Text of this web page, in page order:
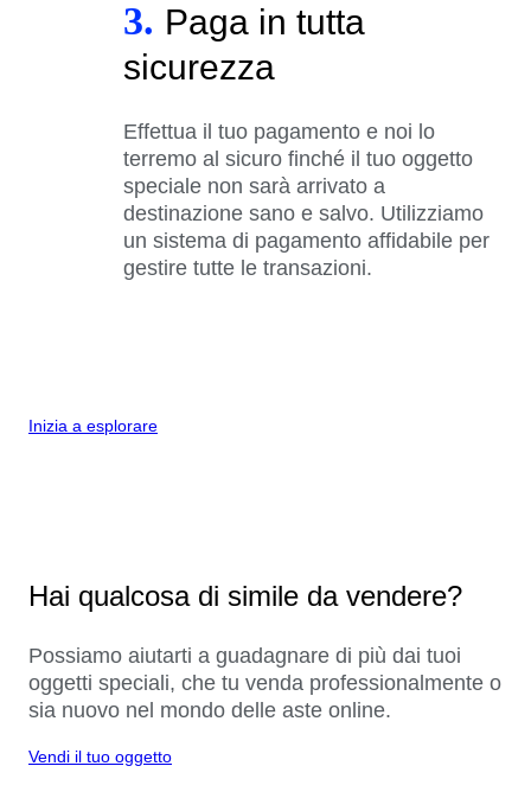
3. Paga in tutta
sicurezza
Effettua il tuo pagamento e noi lo
terremo al sicuro finché il tuo oggetto
speciale non sarà arrivato a
destinazione sano e salvo. Utilizziamo
un sistema di pagamento affidabile per
gestire tutte le transazioni.
Inizia a esplorare
Hai qualcosa di simile da vendere?
Possiamo aiutarti a guadagnare di più dai tuoi
oggetti speciali, che tu venda professionalmente o
sia nuovo nel mondo delle aste online.
Vendi il tuo oggetto